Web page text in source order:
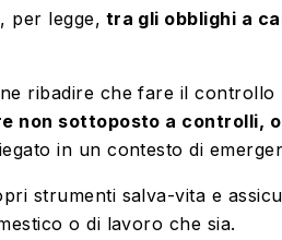
per legge, tra gli obblighi a
ribadire che fare il controllo
non sottoposto a controlli,
in un contesto di
strumenti salva-vita e
o di lavoro che sia.